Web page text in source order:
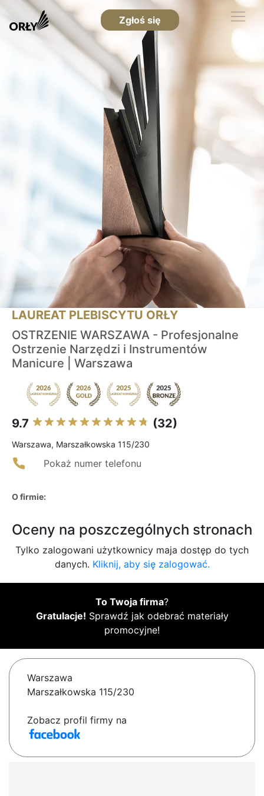
Zgłoś się
LAUREAT PLEBISCYTU ORŁY
OSTRZENIE WARSZAWA - Profesjonalne
Ostrzenie Narzędzi i Instrumentów
Manicure | Warszawa
9.7 (32)
Warszawa, Marszałkowska 115/230
Pokaż numer telefonu
O firmie:
Oceny na poszczególnych stronach
Tylko zalogowani użytkownicy maja dostęp do tych
danych. Kliknij, aby się zalogować.
To Twoja firma?
Gratulacje! Sprawdź jak odebrać materiały
promocyjne!
Warszawa
Marszałkowska 115/230
Zobacz profil firmy na